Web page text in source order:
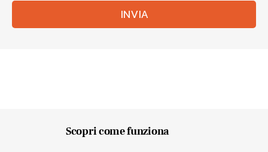
INVIA
Scopri come funziona